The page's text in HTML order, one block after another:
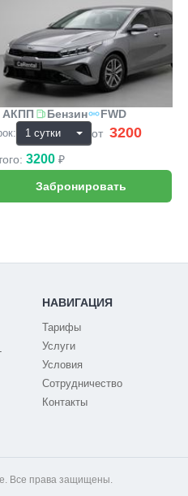
АКПП Бензин FWD
от 3200
3200 ₽
НАВИГАЦИЯ
Тарифы
Услуги
Условия
Сотрудничество
Контакты
Все права защищены.